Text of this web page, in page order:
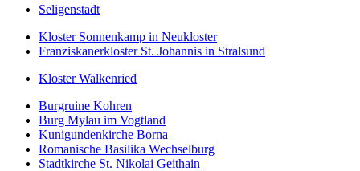
Seligenstadt
Kloster Sonnenkamp in Neukloster
Franziskanerkloster St. Johannis in Stralsund
Kloster Walkenried
Burgruine Kohren
Burg Mylau im Vogtland
Kunigundenkirche Borna
Romanische Basilika Wechselburg
Stadtkirche St. Nikolai Geithain